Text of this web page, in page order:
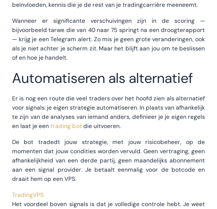
beïnvloeden, kennis die je de rest van je tradingcarrière meeneemt.
Wanneer er significante verschuivingen zijn in de scoring —
bijvoorbeeld tarwe die van 40 naar 75 springt na een droogterapport
— krijg je een Telegram alert. Zo mis je geen grote veranderingen, ook
als je niet achter je scherm zit. Maar het blijft aan jou om te beslissen
of en hoe je handelt.
Automatiseren als alternatief
Er is nog een route die veel traders over het hoofd zien als alternatief
voor signals: je eigen strategie automatiseren. In plaats van afhankelijk
te zijn van de analyses van iemand anders, definieer je je eigen regels
en laat je eentrading botdie uitvoeren.
De bot tradedt jouw strategie, met jouw risicobeheer, op de
momenten dat jouw condities worden vervuld. Geen vertraging, geen
afhankelijkheid van een derde partij, geen maandelijks abonnement
aan een signal provider. Je betaalt eenmalig voor de botcode en
draait hem op een VPS.
TradingVPS
Het voordeel boven signals is dat je volledige controle hebt. Je weet